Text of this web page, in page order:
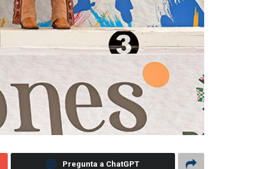
Pregunta a ChatGPT